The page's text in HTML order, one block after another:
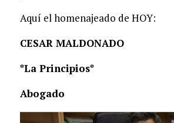
Aquí el homenajeado de HOY:
CESAR MALDONADO
*La Principios*
Abogado